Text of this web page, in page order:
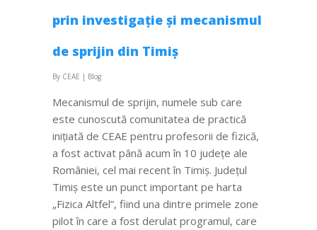
prin investigație și mecanismul
de sprijin din Timiș
By CEAE | Blog
Mecanismul de sprijin, numele sub care
este cunoscută comunitatea de practică
inițiată de CEAE pentru profesorii de fizică,
a fost activat până acum în 10 județe ale
României, cel mai recent în Timiș. Județul
Timiș este un punct important pe harta
„Fizica Altfel”, fiind una dintre primele zone
pilot în care a fost derulat programul, care